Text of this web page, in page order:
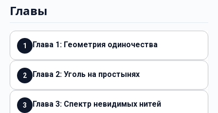
Главы
1 Глава 1: Геометрия одиночества
2 Глава 2: Уголь на простынях
3 Глава 3: Спектр невидимых нитей